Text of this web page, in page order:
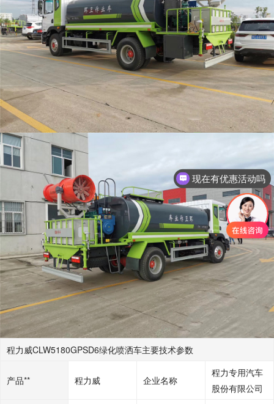
程力威CLW5180GPSD6绿化喷洒车主要技术参数
产品** 程力威 企业名称
程力专用汽车
股份有限公司
现在有优惠活动吗